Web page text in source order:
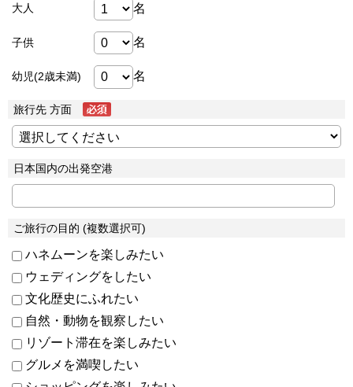
大人 名
子供 名
幼児(2歳未満) 名
旅行先 方面
日本国内の出発空港
ご旅行の目的 (複数選択可)
ハネムーンを楽しみたい
ウェディングをしたい
文化歴史にふれたい
自然・動物を観察したい
リゾート滞在を楽しみたい
グルメを満喫したい